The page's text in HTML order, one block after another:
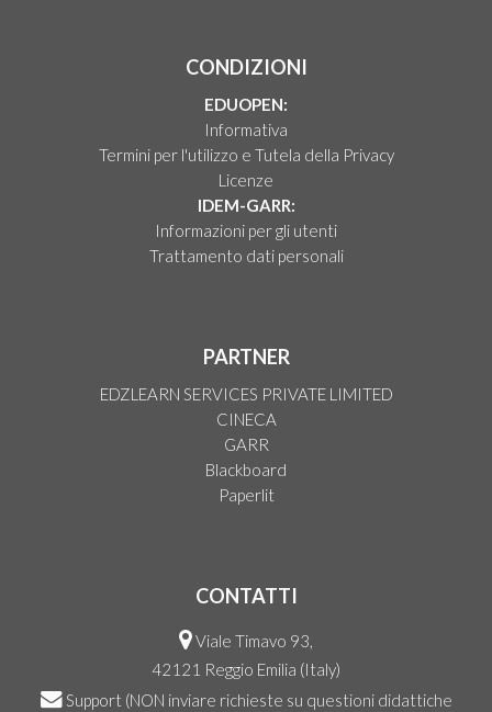
CONDIZIONI
EDUOPEN:
Informativa
Termini per l'utilizzo e Tutela della Privacy
Licenze
IDEM-GARR:
Informazioni per gli utenti
Trattamento dati personali
PARTNER
EDZLEARN SERVICES PRIVATE LIMITED
CINECA
GARR
Blackboard
Paperlit
CONTATTI
Viale Timavo 93,
42121 Reggio Emilia (Italy)
Support (NON inviare richieste su questioni didattiche